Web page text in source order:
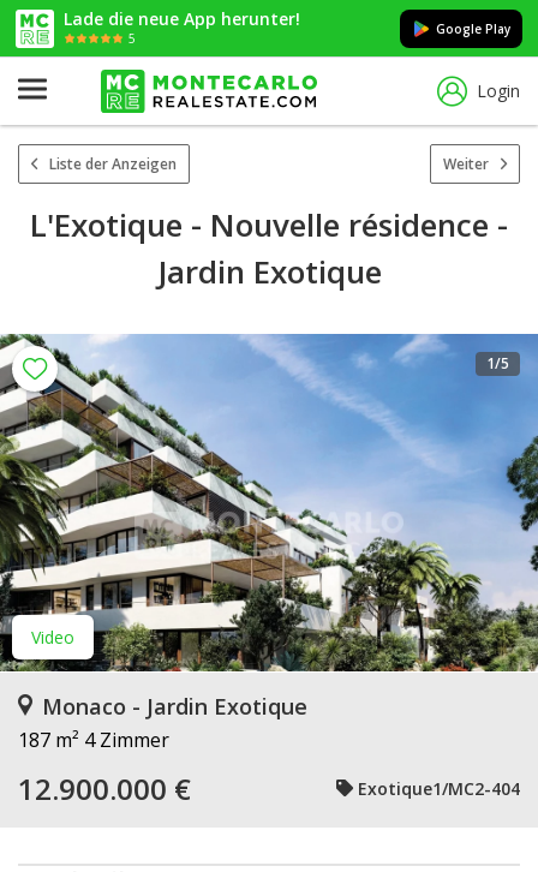
Lade die neue App herunter!
5
Google Play
Login
Liste der Anzeigen Weiter
L'Exotique - Nouvelle résidence -
Jardin Exotique
Video
1/5
Monaco - Jardin Exotique
187 m² 4 Zimmer
12.900.000 € Exotique1/MC2-404